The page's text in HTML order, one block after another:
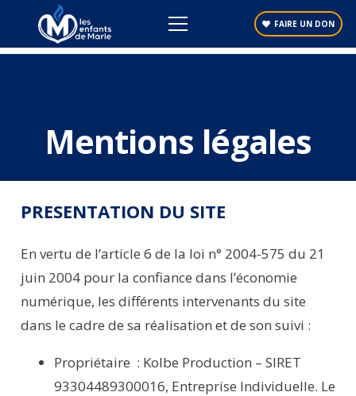
FAIRE UN DON
Email
PrintCopy
Link
Mentions légales
PRESENTATION DU SITE
En vertu de l’article 6 de la loi n° 2004-575 du 21
juin 2004 pour la confiance dans l’économie
numérique, les différents intervenants du site
dans le cadre de sa réalisation et de son suivi :
Propriétaire : Kolbe Production – SIRET
93304489300016, Entreprise Individuelle. Le